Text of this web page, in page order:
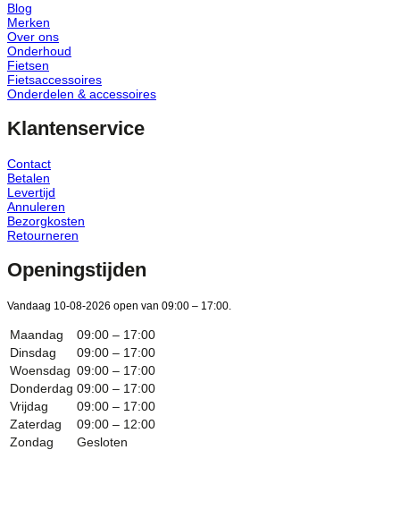
Blog
Merken
Over ons
Onderhoud
Fietsen
Fietsaccessoires
Onderdelen & accessoires
Klantenservice
Contact
Betalen
Levertijd
Annuleren
Bezorgkosten
Retourneren
Openingstijden
Vandaag 10-08-2026 open van 09:00 – 17:00.
Maandag
09:00 – 17:00
Dinsdag
09:00 – 17:00
Woensdag 09:00 – 17:00
Donderdag 09:00 – 17:00
Vrijdag
09:00 – 17:00
Zaterdag
09:00 – 12:00
Zondag
Gesloten